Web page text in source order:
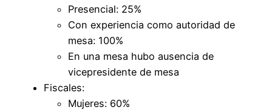
Presencial: 25%
Con experiencia como autoridad de
mesa: 100%
En una mesa hubo ausencia de
vicepresidente de mesa
Fiscales:
Mujeres: 60%